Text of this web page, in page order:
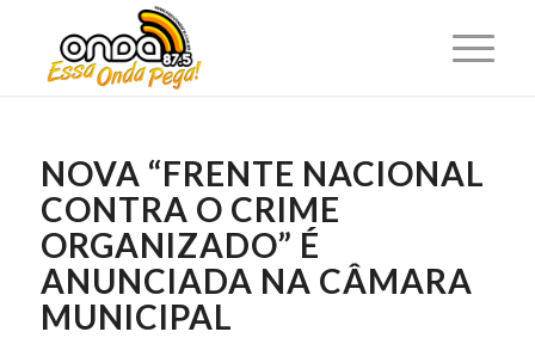
NOVA “FRENTE NACIONAL
CONTRA O CRIME
ORGANIZADO” É
ANUNCIADA NA CÂMARA
MUNICIPAL